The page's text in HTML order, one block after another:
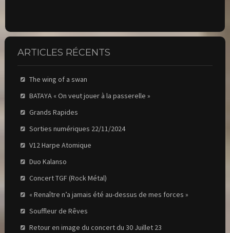
ARTICLES RÉCENTS
The wing of a swan
BATAYA « On veut jouer à la passerelle »
Grands Rapides
Sorties numériques 22/11/2024
V12 Harpe Atomique
Duo Kalanso
Concert TGF (Rock Métal)
« Renaître n’a jamais été au-dessus de mes forces »
Souffleur de Rêves
Retour en image du concert du 30 Juillet 23